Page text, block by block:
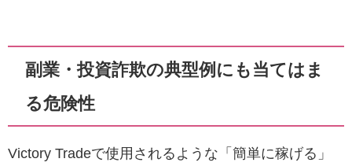
副業・投資詐欺の典型例にも当てはま
る危険性
Victory Tradeで使用されるような「簡単に稼げる」